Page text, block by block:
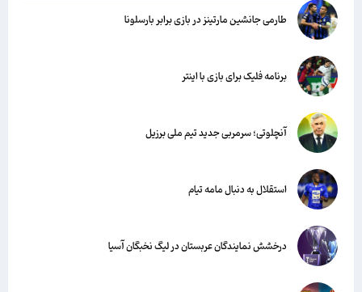
طارمی جانشین مارتینز در بازی برابر بارسلونا
برنامه فلیک برای بازی با اینتر
آنچلوتی؛ سرمربی جدید تیم ملی برزیل
استقلال به دنبال مامه تیام
درخشش نمایندگان عربستان در لیگ نخبگان آسیا